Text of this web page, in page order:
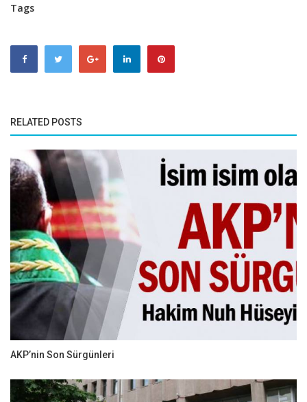
Tags
RELATED POSTS
AKP’nin Son Sürgünleri